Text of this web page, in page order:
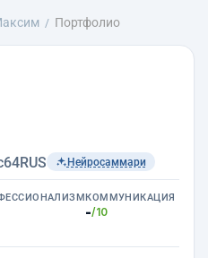
Портфолио
Нейросаммари
КОММУНИКАЦИЯ
-/10